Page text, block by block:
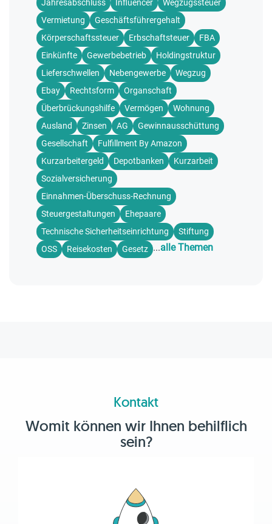
Jahresabschluss Influencer
Wegzugssteuer
Vermietung
Geschäftsführergehalt
Körperschaftssteuer
Erbschaftsteuer
FBA
Einkünfte
Gewerbebetrieb
Holdingstruktur
Lieferschwellen
Nebengewerbe
Wegzug
Ebay
Rechtsform
Organschaft
Überbrückungshilfe
Vermögen
Wohnung
Ausland
Zinsen AG
Gewinnausschüttung
Gesellschaft
Fulfillment By Amazon
Kurzarbeitergeld
Depotbanken
Kurzarbeit
Sozialversicherung
Einnahmen-Überschuss-Rechnung
Steuergestaltungen
Ehepaare
Technische Sicherheitseinrichtung
Stiftung
OSS
Reisekosten Gesetz ...alle Themen
Kontakt
Womit können wir Ihnen behilflich
sein?